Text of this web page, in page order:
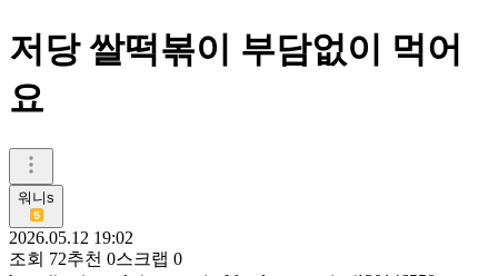
저당 쌀떡볶이 부담없이 먹어
요
워니s
2026.05.12 19:02
조회 72추천 0스크랩 0